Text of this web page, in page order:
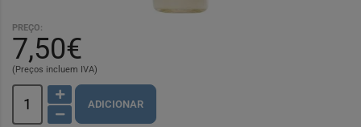
PREÇO:
7,50€
(Preços incluem IVA)
ADICIONAR